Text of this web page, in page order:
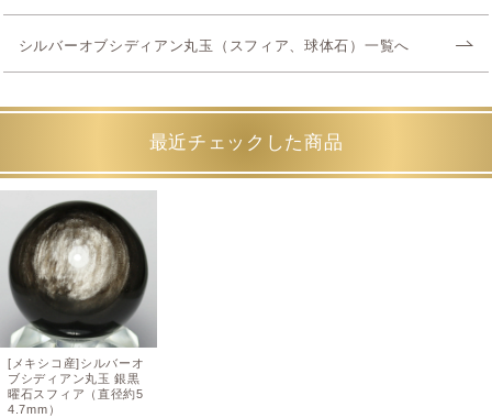
シルバーオブシディアン丸玉（スフィア、球体石）一覧へ
最近チェックした商品
[メキシコ産]シルバーオ
ブシディアン丸玉 銀黒
曜石スフィア（直径約5
4.7mm）